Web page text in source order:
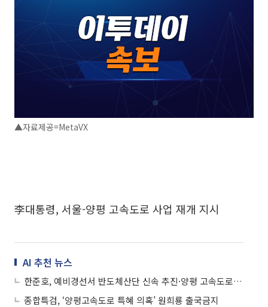
▲자료제공=MetaVX
李대통령, 서울-양평 고속도로 사업 재개 지시
AI 추천 뉴스
한준호, 예비경선서 반도체산단 신속 추진·양평 고속도로 재개 촉구
종합특검, ‘양평고속도로 특혜 의혹’ 원희룡 출국금지